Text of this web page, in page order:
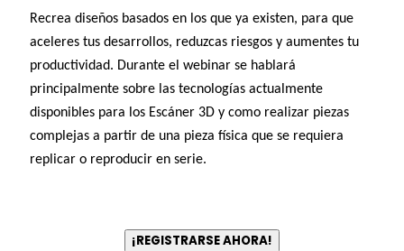
Recrea diseños basados en los que ya existen, para que
aceleres tus desarrollos, reduzcas riesgos y aumentes tu
productividad. Durante el webinar se hablará
principalmente sobre las tecnologías actualmente
disponibles para los Escáner 3D y como realizar piezas
complejas a partir de una pieza física que se requiera
replicar o reproducir en serie.
¡REGISTRARSE AHORA!